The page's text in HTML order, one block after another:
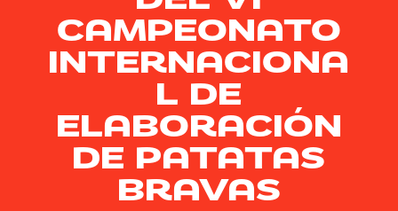
CAMPEONATO
INTERNACIONA
L DE
ELABORACIÓN
DE PATATAS
BRAVAS